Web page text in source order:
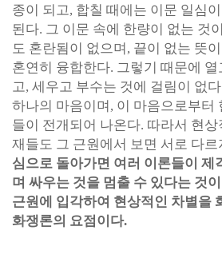
종이 되고, 합칠 때에는 이문 일심
된다. 그 이문 속에 한량이 없는 것
도 혼란됨이 없으며, 끝이 없는 뜻
혼연히 융합한다. 그렇기 때문에
고, 세우고 부수는 것에 걸림이 없
하나의 마음이며, 이 마음으로부터
들이 전개되어 나온다. 따라서 현
재들도 그 근원에서 보면 서로 다르
심으로 돌아가면 여러 이론들이 제
며 싸우는 것을 멈출 수 있다는 것
근원에 입각하여 현상적인 차별을
화쟁론의 요점이다.